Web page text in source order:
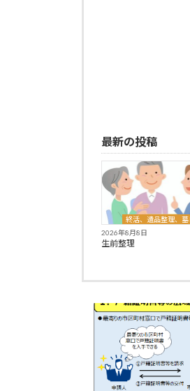
最新の投稿
終活、遺品整理、墓
2026年8月8日
生前整理